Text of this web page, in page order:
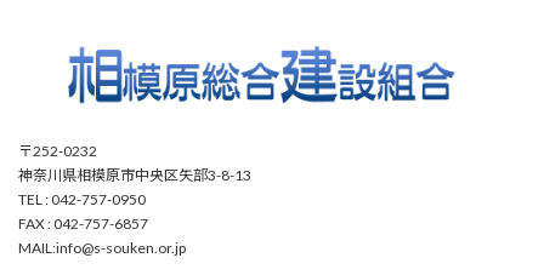
〒252-0232
神奈川県相模原市中央区矢部3-8-13
TEL : 042-757-0950
FAX : 042-757-6857
MAIL:info@s-souken.or.jp